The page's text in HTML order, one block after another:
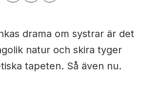
drama om systrar är det
natur och skira tyger
tapeten. Så även nu.